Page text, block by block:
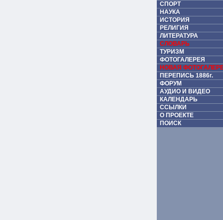
СПОРТ
НАУКА
ИСТОРИЯ
РЕЛИГИЯ
ЛИТЕРАТУРА
СЛОВАРЬ
ТУРИЗМ
ФОТОГАЛЕРЕЯ
НОВАЯ
ПЕРЕПИСЬ 1886г.
ФОРУМ
АУДИО И ВИДЕО
КАЛЕНДАРЬ
ССЫЛКИ
О ПРОЕКТЕ
ПОИСК